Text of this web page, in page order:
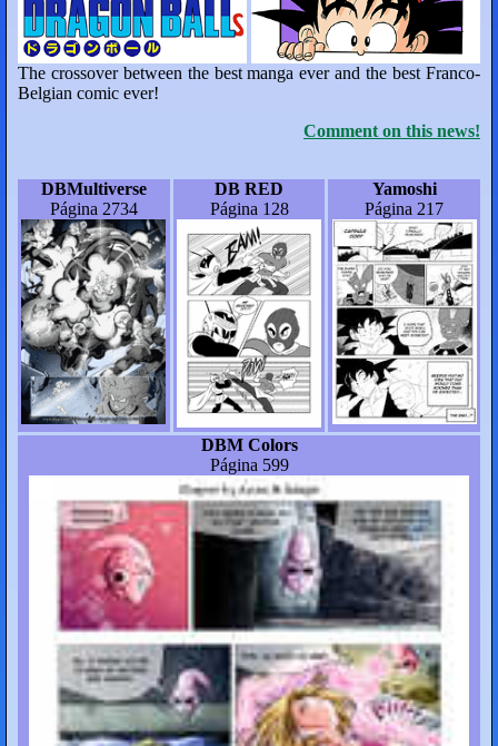
The crossover between the best manga ever and the best Franco-
Belgian comic ever!
Comment on this news!
DBMultiverse
Página 2734
DB RED
Página 128
Yamoshi
Página 217
DBM Colors
Página 599